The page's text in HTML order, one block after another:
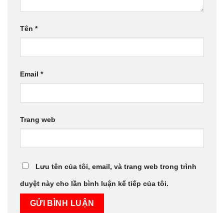
Tên *
Email *
Trang web
Lưu tên của tôi, email, và trang web trong trình
duyệt này cho lần bình luận kế tiếp của tôi.